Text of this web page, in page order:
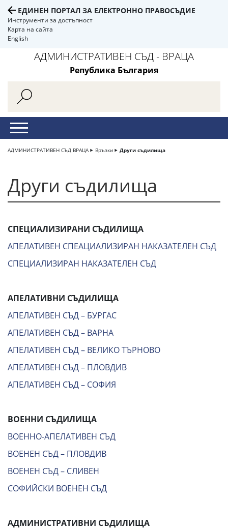
ЕДИНЕН ПОРТАЛ ЗА ЕЛЕКТРОННО ПРАВОСЪДИЕ
Инструменти за достъпност
Карта на сайта
English
АДМИНИСТРАТИВЕН СЪД - ВРАЦА
Република България
АДМИНИСТРАТИВЕН СЪД ВРАЦА Връзки Други съдилища
Други съдилища
СПЕЦИАЛИЗИРАНИ СЪДИЛИЩА
АПЕЛАТИВЕН СПЕАЦИАЛИЗИРАН НАКАЗАТЕЛЕН СЪД
СПЕЦИАЛИЗИРАН НАКАЗАТЕЛЕН СЪД
АПЕЛАТИВНИ СЪДИЛИЩА
АПЕЛАТИВЕН СЪД – БУРГАС
АПЕЛАТИВЕН СЪД – ВАРНА
АПЕЛАТИВЕН СЪД – ВЕЛИКО ТЪРНОВО
АПЕЛАТИВЕН СЪД – ПЛОВДИВ
АПЕЛАТИВЕН СЪД – СОФИЯ
ВОЕННИ СЪДИЛИЩА
ВОЕННО-АПЕЛАТИВЕН СЪД
ВОЕНЕН СЪД – ПЛОВДИВ
ВОЕНЕН СЪД – СЛИВЕН
СОФИЙСКИ ВОЕНЕН СЪД
АДМИНИСТРАТИВНИ СЪДИЛИЩА